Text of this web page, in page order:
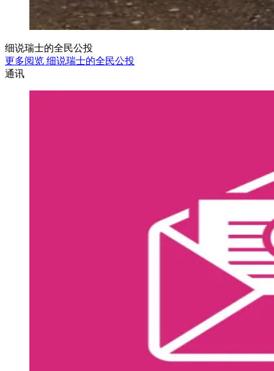
细说瑞士的全民公投
更多阅览 细说瑞士的全民公投
通讯